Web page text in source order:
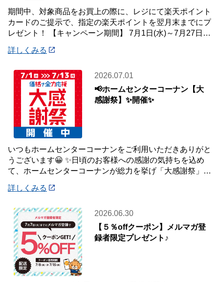
期間中、対象商品をお買上の際に、レジにて楽天ポイント
カードのご提示で、指定の楽天ポイントを翌月末までにプ
レゼント！ 【キャンペーン期間】 7月1日(水)～7月27日
詳しくみる
2026.07.01
📢ホームセンターコーナン【大
感謝祭】✨開催✨
いつもホームセンターコーナンをご利用いただきありがと
うございます😀 ✨日頃のお客様への感謝の気持ちを込め
て、ホームセンターコーナンが総力を挙げ「大感謝祭」を
詳しくみる
2026.06.30
【５％offクーポン】メルマガ登
録者限定プレゼント♪